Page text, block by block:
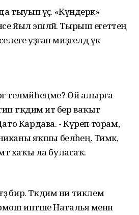
тыуып үҫә. «Күндерәк»
йыл эшләй. Тырыш егеттең
уҙған миҙгелдә үк
теләмәйһеңме? Өй алырға
тәҡдим итә бер ваҡыт
Кардава. - Күреп торам,
яҡшы беләһең. Тимәк,
хаҡы ла буласаҡ.
бирә. Тәҡдим ни тиклем
иптәше Наталья менән